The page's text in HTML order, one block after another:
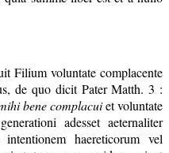
Filium voluntate complacente
de quo dicit Pater Matth. 3 :
bene complacuiet voluntate
adesset aeternaliter
haereticorum vel